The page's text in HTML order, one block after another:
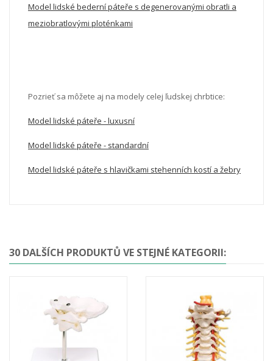
Model lidské bederní páteře s degenerovanými obratli a
meziobratlovými ploténkami
Pozrieť sa môžete aj na modely celej ľudskej chrbtice:
Model lidské páteře - luxusní
Model lidské páteře - standardní
Model lidské páteře s hlavičkami stehenních kostí a žebry
30 DALŠÍCH PRODUKTŮ VE STEJNÉ KATEGORII: